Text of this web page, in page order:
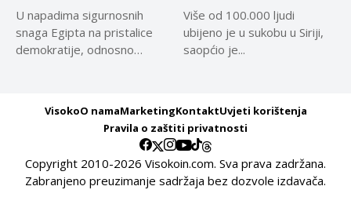
U napadima sigurnosnih
snaga Egipta na pristalice
demokratije, odnosno
Više od 100.000 ljudi
ubijeno je u sukobu u Siriji,
saopćio je...
VisokoO namaMarketingKontaktUvjeti korištenja
Pravila o zaštiti privatnosti
Copyright 2010-2026 Visokoin.com. Sva prava zadržana.
Zabranjeno preuzimanje sadržaja bez dozvole izdavača.